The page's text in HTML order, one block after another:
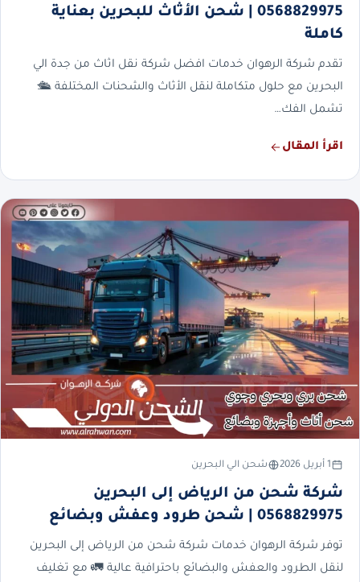
0568829975 | شحن الأثاث للبحرين بعناية
كاملة
تقدم شركة الرهوان خدمات افضل شركة نقل اثاث من جدة الي
البحرين مع حلول متكاملة لنقل الأثاث والشحنات المختلفة 🛳️
تشمل الفك…
اقرأ المقال
1 أبريل 2026 شحن الي البحرين
شركة شحن من الرياض إلى البحرين
0568829975 | شحن طرود وعفش وبضائع
توفر شركة الرهوان خدمات شركة شحن من الرياض إلى البحرين
لنقل الطرود والعفش والبضائع باحترافية عالية 🚛 مع تغليف